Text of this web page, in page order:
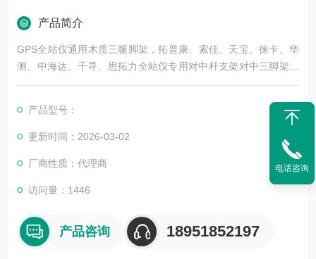
产品简介
GPS全站仪通用木质三腿脚架，拓普康、索佳、天宝、徕卡、华
测、中海达、千寻、思拓力全站仪专用对中杆支架对中三脚架对
中三杆测量对点支撑架
产品型号：
更新时间：2026-03-02
厂商性质：代理商
访问量：1446
产品咨询 18951852197
电话咨询